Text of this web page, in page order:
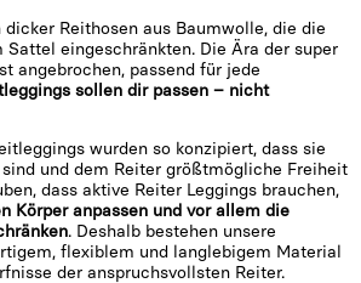
Reithosen aus Baumwolle, die die
eingeschränkten. Die Ära der super
angebrochen, passend für jede
sollen dir passen – nicht
wurden so konzipiert, dass sie
und dem Reiter größtmögliche Freiheit
dass aktive Reiter Leggings brauchen,
Körper anpassen und vor allem die
. Deshalb bestehen unsere
flexiblem und langlebigem Material
der anspruchsvollsten Reiter.